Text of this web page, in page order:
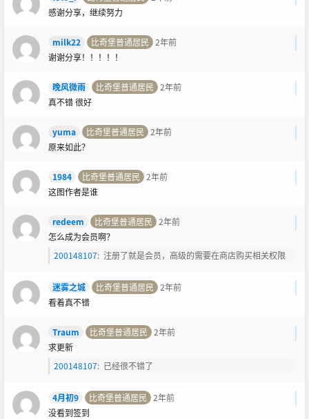
感谢分享，继续努力
milk22 比奇堡普通居民 2年前
谢谢分享！！！！！
晚风微雨 比奇堡普通居民 2年前
真不错 很好
yuma 比奇堡普通居民 2年前
原来如此？
1984 比奇堡普通居民 2年前
这图作者是谁
redeem 比奇堡普通居民 2年前
怎么成为会员啊？
200148107: 注册了就是会员，高级的需要在商店购买相关权限
迷雾之城 比奇堡普通居民 2年前
看着真不错
Traum 比奇堡普通居民 2年前
求更新
200148107: 已经很不错了
4月初9 比奇堡普通居民 2年前
没看到签到